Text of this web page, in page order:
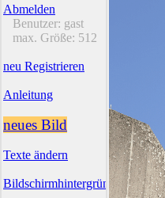
Abmelden
Benutzer: gast
max. Größe: 512
neu Registrieren
Anleitung
neues Bild
Texte ändern
Bildschirmhintergründe